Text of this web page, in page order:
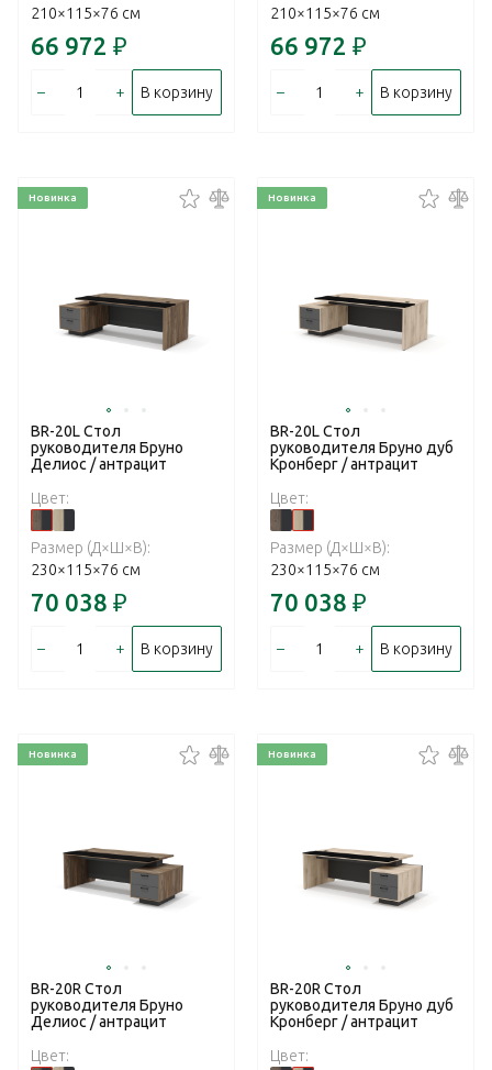
210×115×76 см
66 972 ₽
– + В корзину
210×115×76 см
66 972 ₽
– + В корзину
Новинка
BR-20L Стол
руководителя Бруно
Делиос / антрацит
Цвет:
Размер (Д×Ш×В):
230×115×76 см
70 038 ₽
– + В корзину
Новинка
BR-20L Стол
руководителя Бруно дуб
Кронберг / антрацит
Цвет:
Размер (Д×Ш×В):
230×115×76 см
70 038 ₽
– + В корзину
Новинка
BR-20R Стол
руководителя Бруно
Делиос / антрацит
Цвет:
Новинка
BR-20R Стол
руководителя Бруно дуб
Кронберг / антрацит
Цвет: